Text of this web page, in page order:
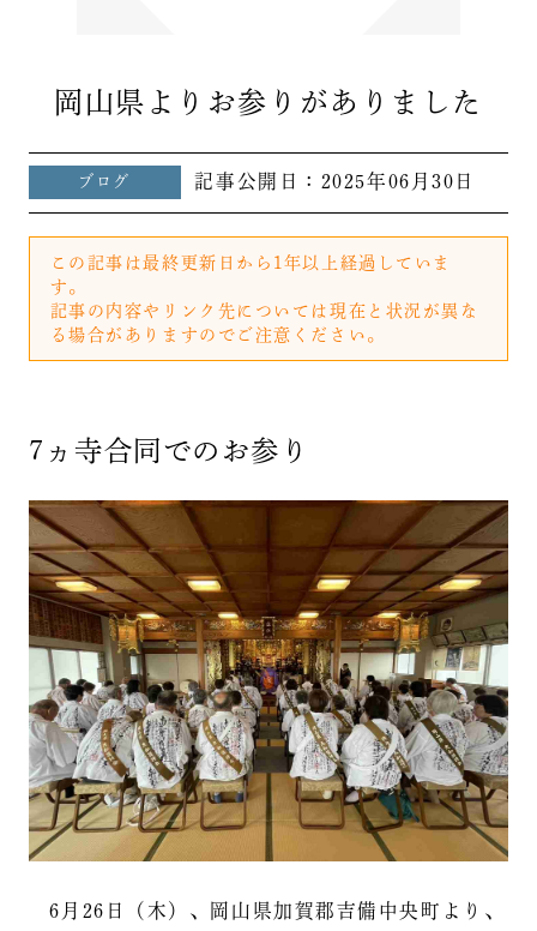
岡山県よりお参りがありました
ブログ 記事公開日： 2025年06月30日
この記事は最終更新日から1年以上経過していま
す。
記事の内容やリンク先については現在と状況が異な
る場合がありますのでご注意ください。
7ヵ寺合同でのお参り
6月26日（木）、岡山県加賀郡吉備中央町より、